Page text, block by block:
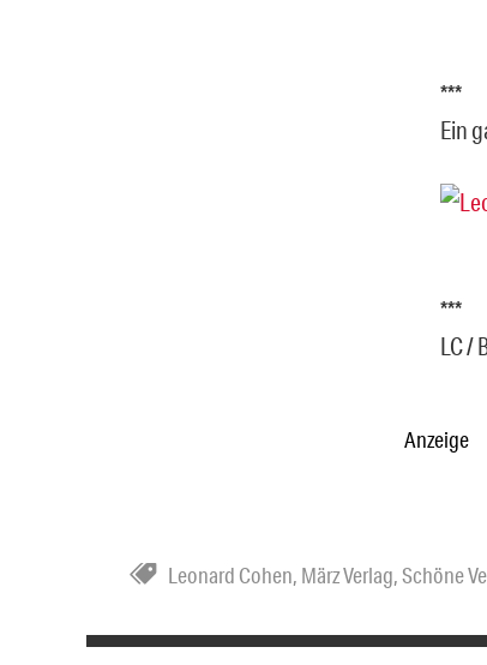
***
Ein
***
LC /
Anzeige
Leonard Cohen, März Verlag,Schöne